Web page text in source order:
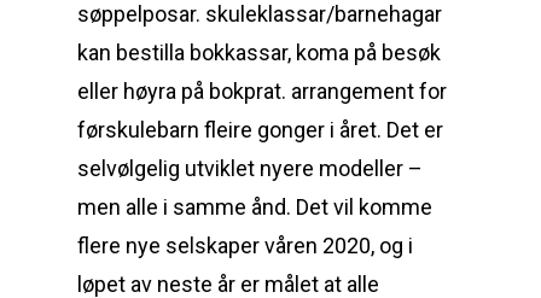
søppelposar. skuleklassar/barnehagar
kan bestilla bokkassar, koma på besøk
eller høyra på bokprat. arrangement for
førskulebarn fleire gonger i året. Det er
selvølgelig utviklet nyere modeller –
men alle i samme ånd. Det vil komme
flere nye selskaper våren 2020, og i
løpet av neste år er målet at alle